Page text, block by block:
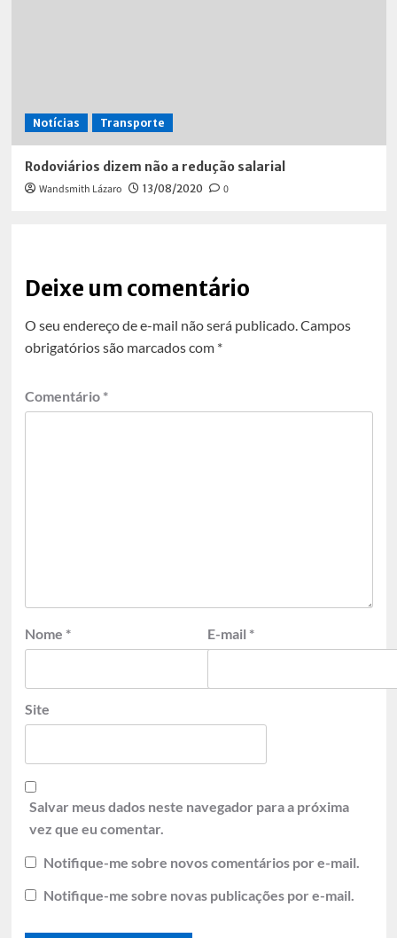
Notícias Transporte
Rodoviários dizem não a redução salarial
Wandsmith Lázaro 13/08/2020 0
Deixe um comentário
O seu endereço de e-mail não será publicado.Campos
obrigatórios são marcados com *
Comentário *
Nome * E-mail *
Site
Salvar meus dados neste navegador para a próxima
vez que eu comentar.
Notifique-me sobre novos comentários por e-mail.
Notifique-me sobre novas publicações por e-mail.